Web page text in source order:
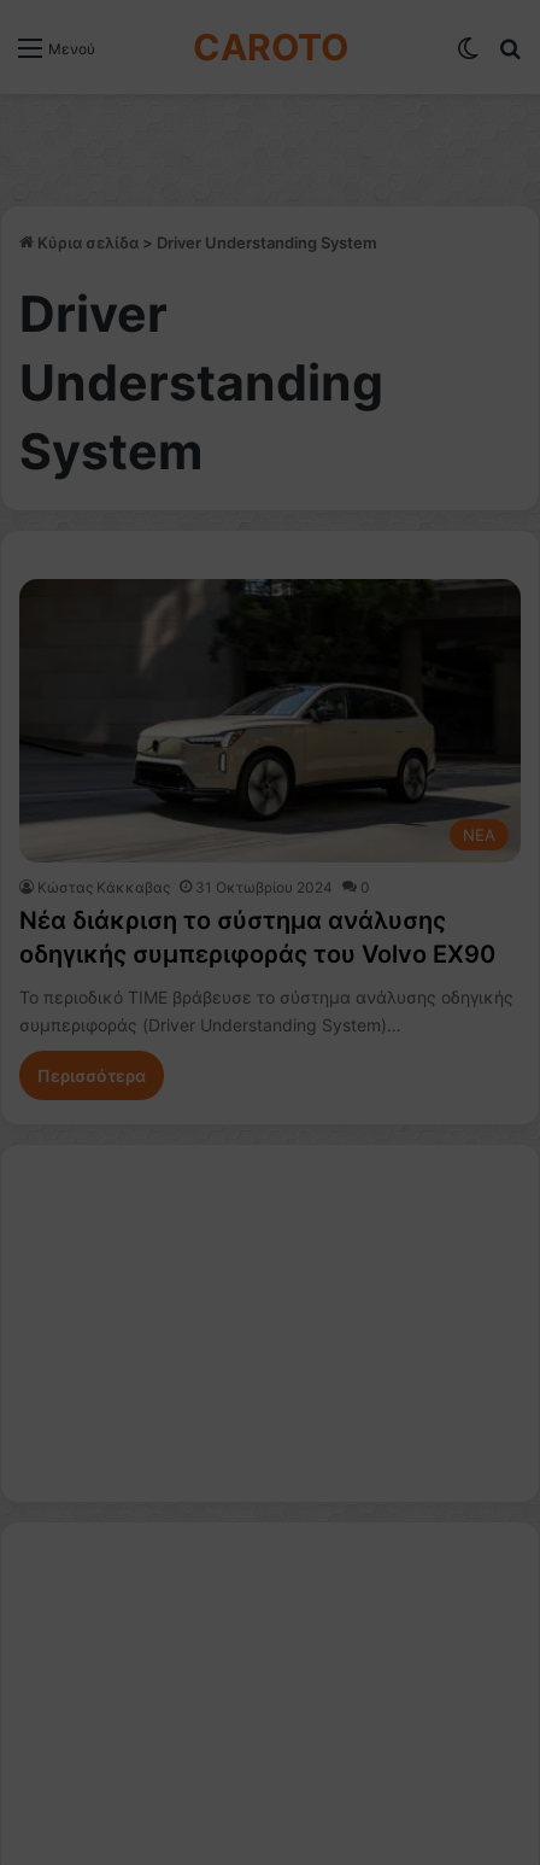
Μενού CAROTO
Κύρια σελίδα > Driver Understanding System
Driver
Understanding
System
NEA
Κώστας Κάκκαβας 31 Οκτωβρίου 2024 0
Νέα διάκριση το σύστημα ανάλυσης
οδηγικής συμπεριφοράς του Volvo EX90
Το περιοδικό TIME βράβευσε το σύστημα ανάλυσης οδηγικής
συμπεριφοράς (Driver Understanding System)…
Περισσότερα